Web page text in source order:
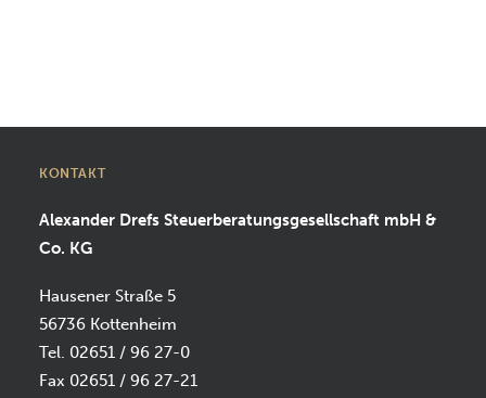
KONTAKT
Alexander Drefs Steuerberatungsgesellschaft mbH &
Co. KG
Hausener Straße 5
56736 Kottenheim
Tel. 02651 / 96 27-0
Fax 02651 / 96 27-21